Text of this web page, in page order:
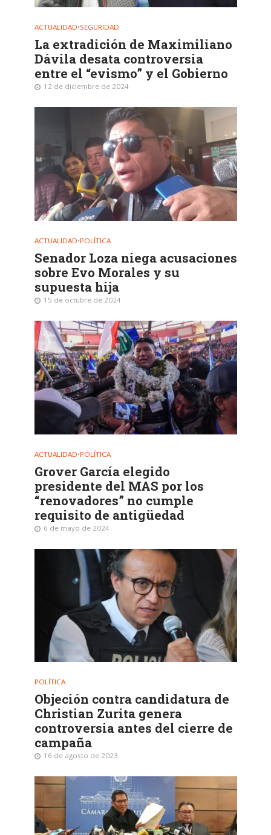
ACTUALIDAD•SEGURIDAD
La extradición de Maximiliano
Dávila desata controversia
entre el “evismo” y el Gobierno
12 de diciembre de 2024
ACTUALIDAD•POLÍTICA
Senador Loza niega acusaciones
sobre Evo Morales y su
supuesta hija
15 de octubre de 2024
ACTUALIDAD•POLÍTICA
Grover García elegido
presidente del MAS por los
“renovadores” no cumple
requisito de antigüedad
6 de mayo de 2024
POLÍTICA
Objeción contra candidatura de
Christian Zurita genera
controversia antes del cierre de
campaña
16 de agosto de 2023